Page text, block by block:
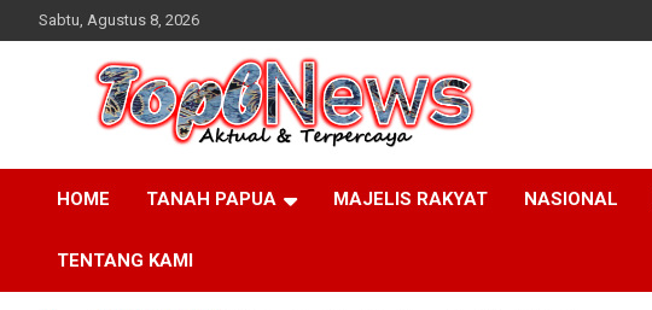
to
Sabtu, Agustus 8, 2026
HOME TANAH PAPUA MAJELIS RAKYAT NASIONAL
TENTANG KAMI